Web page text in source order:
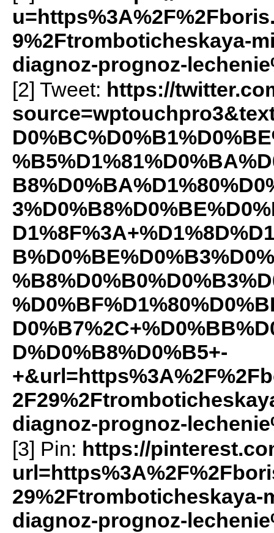
9%2Ftromboticheskaya-
diagnoz-prognoz-
[2] Tweet: https://
D%D0%B8%D0%B5+-
diagnoz-prognoz-
[3] Pin: https://
diagnoz-prognoz-